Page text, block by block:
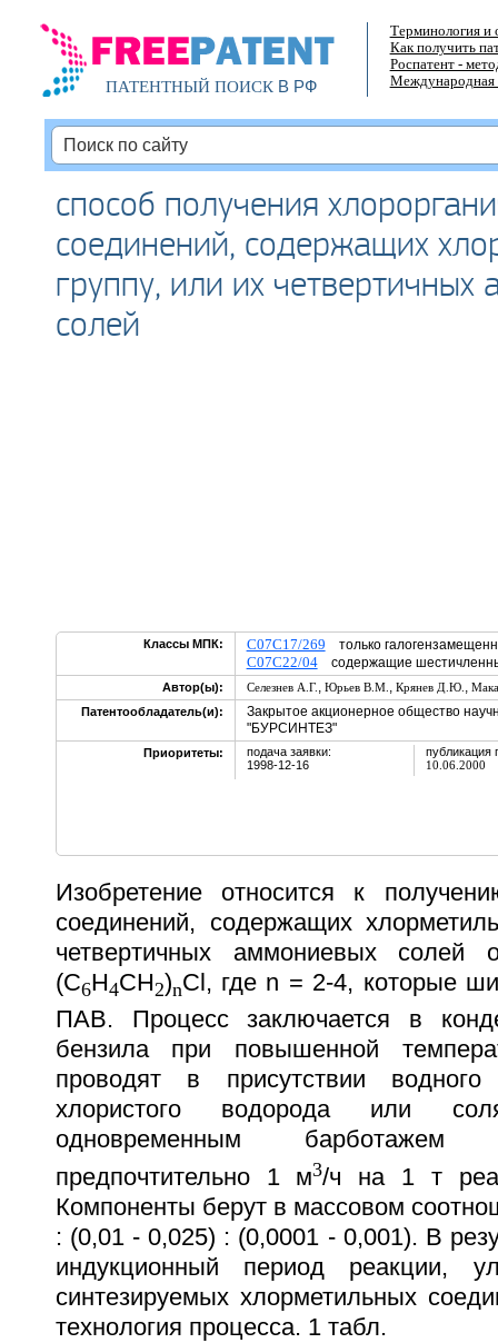
ПАТЕНТНЫЙ ПОИСКВ РФ
Терминология и
Как получить
Роспатент -
Международная
способ получения
соединений, содержащих
группу, или их четвертичных
солей
Классы МПК: C07C17/269 только
C07C22/04содержащие
Автор(ы): Селезнев А.Г. , Юрьев В.М. , Крянев Д.Ю. ,
Патентообладатель(и):
Закрытое акционерное общество
"БУРСИНТЕЗ"
Приоритеты:
подача заявки:
1998-12-16
публикация
10.06.2000
Изобретение относится к
соединений, содержащих
четвертичных аммониевых
(C6H4CH2)nCl, где n = 2-4, которые
ПАВ. Процесс заключается в
бензила при повышенной
проводят в присутствии водного
хлористого водорода или
одновременным барботажем
предпочтительно 1 м3/ч на 1 т
Компоненты берут в массовом
: (0,01 - 0,025) : (0,0001 - 0,001). В
индукционный период реакции,
синтезируемых хлорметильных
технология процесса. 1 табл.